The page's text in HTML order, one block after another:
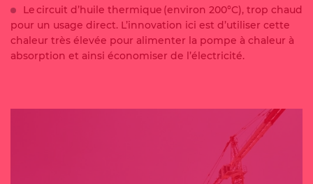
Le circuit d’huile thermique (environ 200°C), trop chaud
pour un usage direct. L’innovation ici est d’utiliser cette
chaleur très élevée pour alimenter la pompe à chaleur à
absorption et ainsi économiser de l’électricité.